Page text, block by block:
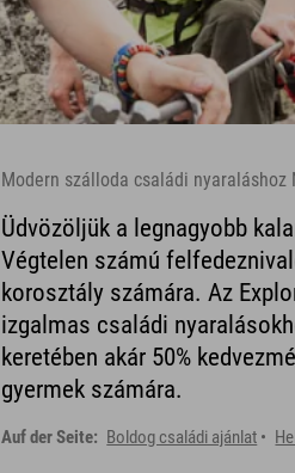
Modern szálloda családi
Üdvözöljük a legnagyobb
Végtelen számú
korosztály számára. Az
izgalmas családi
keretében akár 50%
gyermek számára.
Auf der Seite: Boldog családi ajánlat